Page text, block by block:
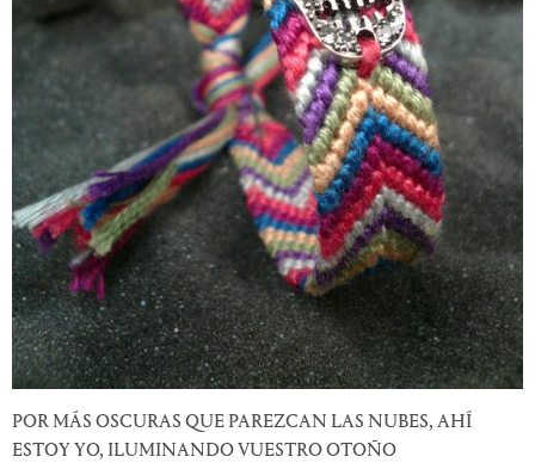
POR MÁS OSCURAS QUE PAREZCAN LAS NUBES, AHÍ
ESTOY YO, ILUMINANDO VUESTRO OTOÑO